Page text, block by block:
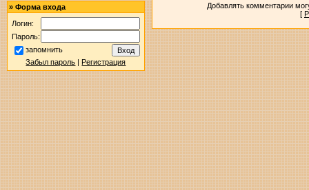
» Форма входа
Логин:
Пароль:
запомнить
Забыл пароль |Регистрация
Добавлять комментарии
[